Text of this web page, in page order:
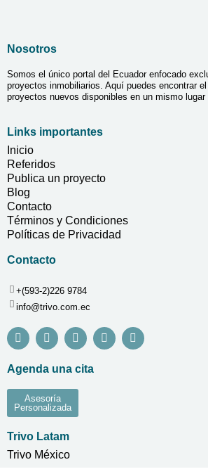
Nosotros
Somos el único portal del Ecuador enfocado
proyectos inmobiliarios. Aquí puedes encontrar
proyectos nuevos disponibles en un mismo lugar
Links importantes
Inicio
Referidos
Publica un proyecto
Blog
Contacto
Términos y Condiciones
Políticas de Privacidad
Contacto
+(593-2)226 9784
info@trivo.com.ec
Agenda una cita
Asesoría
Personalizada
Trivo Latam
Trivo México